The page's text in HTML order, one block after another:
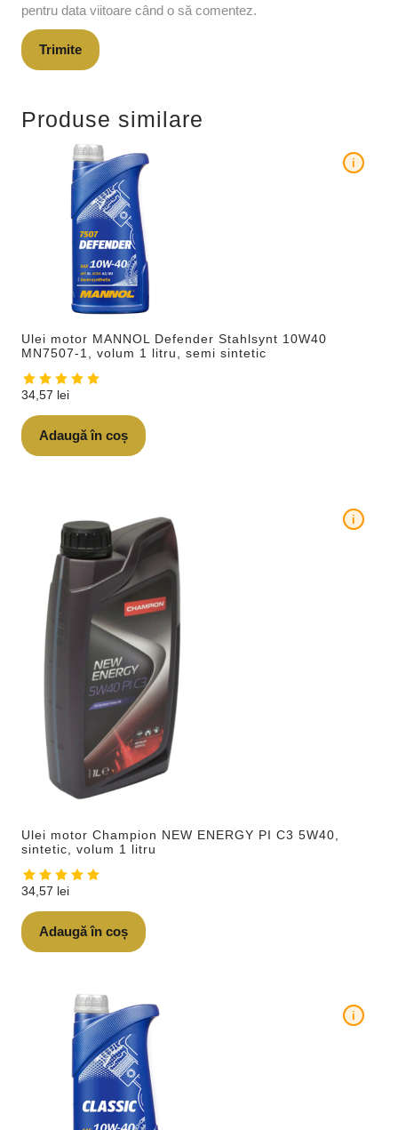
pentru data viitoare când o să comentez.
Produse similare
Ulei motor MANNOL Defender Stahlsynt 10W40
MN7507-1, volum 1 litru, semi sintetic
i
34,57 lei
Adaugă în coș
Ulei motor Champion NEW ENERGY PI C3 5W40,
sintetic, volum 1 litru
i
34,57 lei
Adaugă în coș
i